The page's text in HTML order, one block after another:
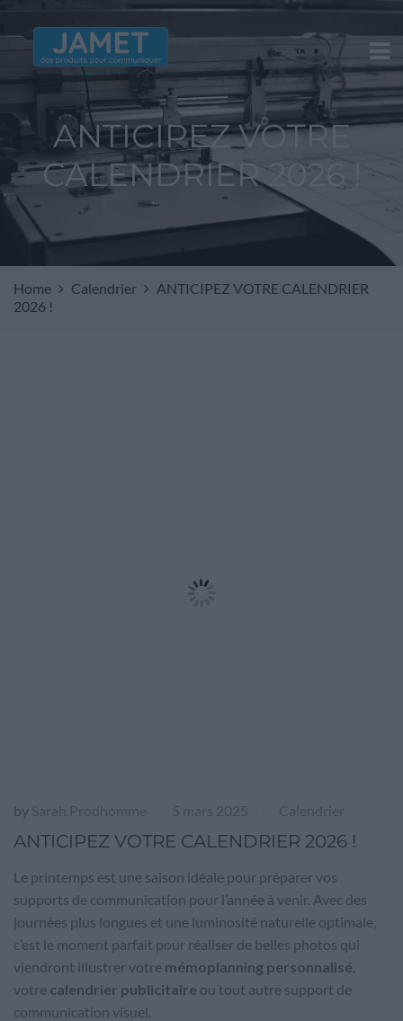
ANTICIPEZ VOTRE
CALENDRIER 2026 !
Home Calendrier
ANTICIPEZ VOTRE CALENDRIER
2026 !
by Sarah Prodhomme 5 mars 2025 Calendrier
ANTICIPEZ VOTRE CALENDRIER 2026 !
Le printemps est une saison idéale pour préparer vos
supports de communication pour l’année à venir. Avec des
journées plus longues et une luminosité naturelle optimale,
c’est le moment parfait pour réaliser de belles photos qui
viendront illustrer votre mémoplanning personnalisé,
votre calendrier publicitaire ou tout autre support de
communication visuel.